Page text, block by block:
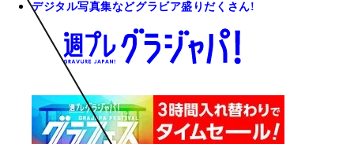
デジタル写真集などグラビア盛りだくさん!